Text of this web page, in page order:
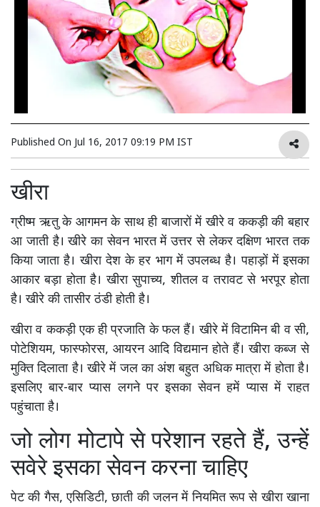
Published On Jul 16, 2017 09:19 PM IST
खीरा
ग्रीष्म ऋतु के आगमन के साथ ही बाजारों में खीरे व ककड़ी की बहार
आ जाती है। खीरे का सेवन भारत में उत्तर से लेकर दक्षिण भारत तक
किया जाता है। खीरा देश के हर भाग में उपलब्ध है। पहाड़ों में इसका
आकार बड़ा होता है। खीरा सुपाच्य, शीतल व तरावट से भरपूर होता
है। खीरे की तासीर ठंडी होती है।
खीरा व ककड़ी एक ही प्रजाति के फल हैं। खीरे में विटामिन बी व सी,
पोटेशियम, फास्फोरस, आयरन आदि विद्यमान होते हैं। खीरा कब्ज से
मुक्ति दिलाता है। खीरे में जल का अंश बहुत अधिक मात्रा में होता है।
इसलिए बार-बार प्यास लगने पर इसका सेवन हमें प्यास में राहत
पहुंचाता है।
जो लोग मोटापे से परेशान रहते हैं, उन्हें
सवेरे इसका सेवन करना चाहिए
पेट की गैस, एसिडिटी, छाती की जलन में नियमित रूप से खीरा खाना